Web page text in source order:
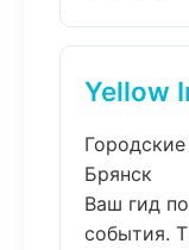
Yellow
Брянск
Ваш гид
события.